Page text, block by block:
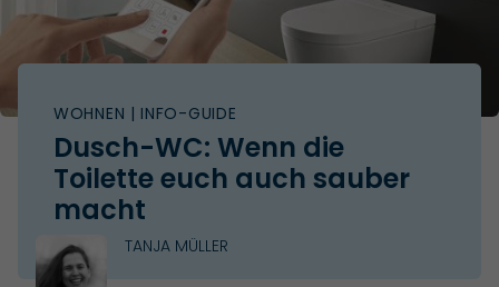
WOHNEN | INFO-GUIDE
Dusch-WC: Wenn die
Toilette euch auch sauber
macht
TANJA MÜLLER